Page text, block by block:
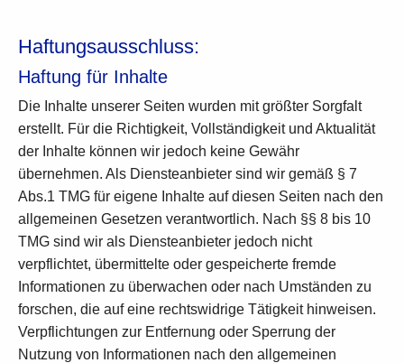
Haftungsausschluss:
Haftung für Inhalte
Die Inhalte unserer Seiten wurden mit größter Sorgfalt
erstellt. Für die Richtigkeit, Vollständigkeit und Aktualität
der Inhalte können wir jedoch keine Gewähr
übernehmen. Als Diensteanbieter sind wir gemäß § 7
Abs.1 TMG für eigene Inhalte auf diesen Seiten nach den
allgemeinen Gesetzen verantwortlich. Nach §§ 8 bis 10
TMG sind wir als Diensteanbieter jedoch nicht
verpflichtet, übermittelte oder gespeicherte fremde
Informationen zu überwachen oder nach Umständen zu
forschen, die auf eine rechtswidrige Tätigkeit hinweisen.
Verpflichtungen zur Entfernung oder Sperrung der
Nutzung von Informationen nach den allgemeinen